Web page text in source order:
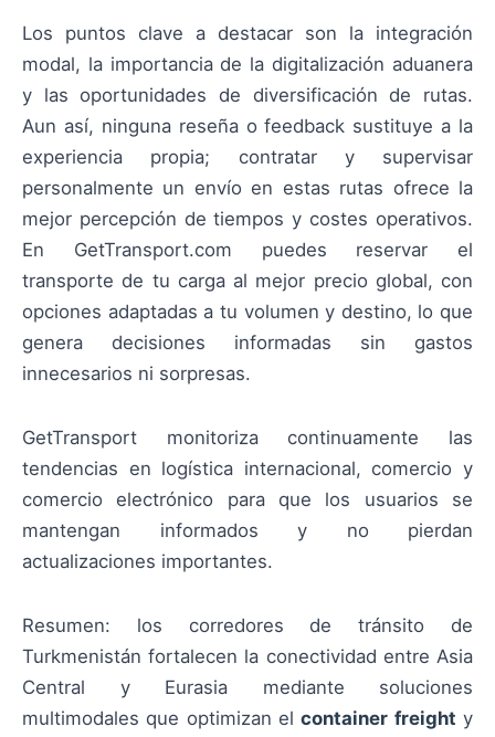
Los puntos clave a destacar son la integración
modal, la importancia de la digitalización aduanera
y las oportunidades de diversificación de rutas.
Aun así, ninguna reseña o feedback sustituye a la
experiencia propia; contratar y supervisar
personalmente un envío en estas rutas ofrece la
mejor percepción de tiempos y costes operativos.
En GetTransport.com puedes reservar el
transporte de tu carga al mejor precio global, con
opciones adaptadas a tu volumen y destino, lo que
genera decisiones informadas sin gastos
innecesarios ni sorpresas.
GetTransport monitoriza continuamente las
tendencias en logística internacional, comercio y
comercio electrónico para que los usuarios se
mantengan informados y no pierdan
actualizaciones importantes.
Resumen: los corredores de tránsito de
Turkmenistán fortalecen la conectividad entre Asia
Central y Eurasia mediante soluciones
multimodales que optimizan elcontainer freight y